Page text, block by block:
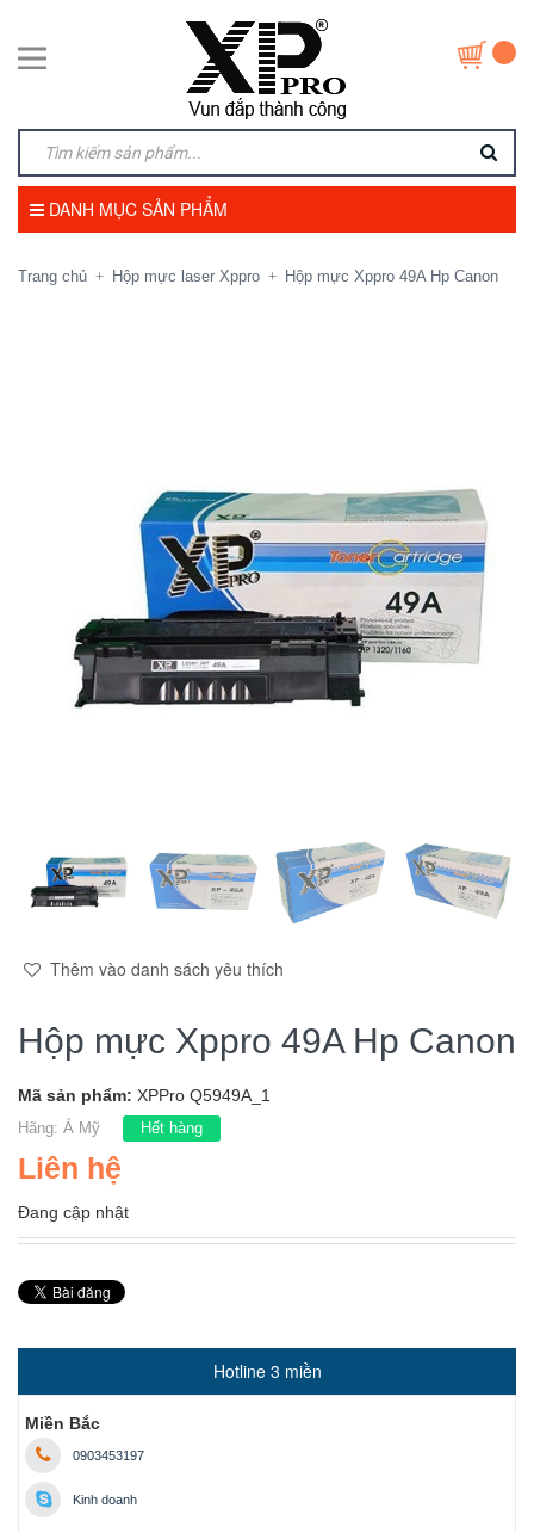
DANH MỤC SẢN PHẨM
Trang chủ + Hộp mực laser Xppro + Hộp mực Xppro 49A Hp Canon
Thêm vào danh sách yêu thích
Hộp mực Xppro 49A Hp Canon
Mã sản phẩm: XPPro Q5949A_1
Hãng: Á Mỹ Hết hàng
Liên hệ
Đang cập nhật
Hotline 3 miền
Miền Bắc
0903453197
Kinh doanh